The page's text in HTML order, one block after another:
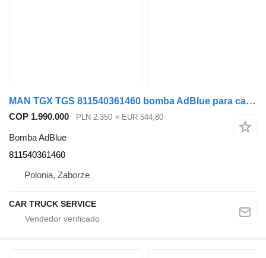
MAN TGX TGS 811540361460 bomba AdBlue para camión
COP 1.990.000 PLN 2.350 ≈ EUR 544,80
Bomba AdBlue
811540361460
Polonia, Zaborze
CAR TRUCK SERVICE